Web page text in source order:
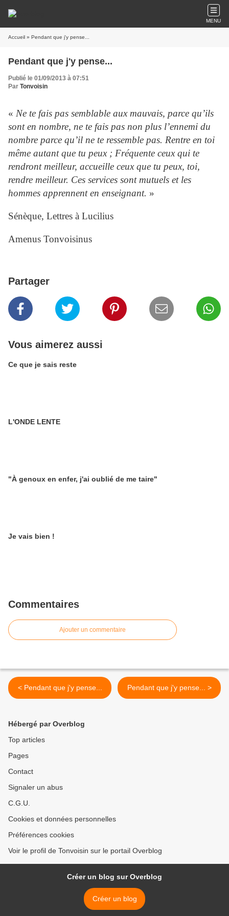
MENU
Accueil » Pendant que j'y pense...
Pendant que j'y pense...
Publié le 01/09/2013 à 07:51
Par Tonvoisin
« Ne te fais pas semblable aux mauvais, parce qu’ils
sont en nombre, ne te fais pas non plus l’ennemi du
nombre parce qu’il ne te ressemble pas. Rentre en toi
même autant que tu peux ; Fréquente ceux qui te
rendront meilleur, accueille ceux que tu peux, toi,
rendre meilleur. Ces services sont mutuels et les
hommes apprennent en enseignant. »
Sénèque, Lettres à Lucilius
Amenus Tonvoisinus
Partager
Vous aimerez aussi
Ce que je sais reste
L'ONDE LENTE
"À genoux en enfer, j'ai oublié de me taire"
Je vais bien !
Commentaires
Ajouter un commentaire
< Pendant que j'y pense... Pendant que j'y pense... >
Hébergé par Overblog
Top articles
Pages
Contact
Signaler un abus
C.G.U.
Cookies et données personnelles
Préférences cookies
Voir le profil de Tonvoisin sur le portail Overblog
Créer un blog sur Overblog
Créer un blog